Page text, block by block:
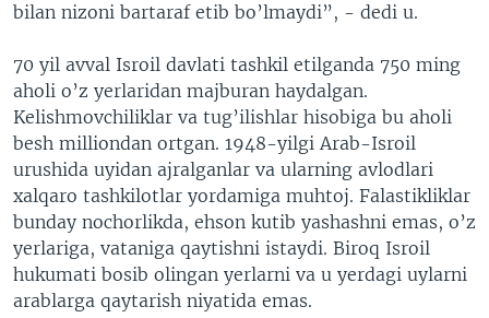
bilan nizoni bartaraf etib bo’lmaydi”, - dedi u.
70 yil avval Isroil davlati tashkil etilganda 750 ming
aholi o’z yerlaridan majburan haydalgan.
Kelishmovchiliklar va tug’ilishlar hisobiga bu aholi
besh milliondan ortgan. 1948-yilgi Arab-Isroil
urushida uyidan ajralganlar va ularning avlodlari
xalqaro tashkilotlar yordamiga muhtoj. Falastikliklar
bunday nochorlikda, ehson kutib yashashni emas, o’z
yerlariga, vataniga qaytishni istaydi. Biroq Isroil
hukumati bosib olingan yerlarni va u yerdagi uylarni
arablarga qaytarish niyatida emas.